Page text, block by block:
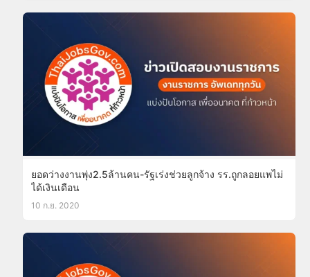
ยอดว่างงานพุ่ง2.5ล้านคน-รัฐเร่งช่วยลูกจ้าง รร.ถูกลอยแพไม่
ได้เงินเดือน
10 ก.ย. 2020